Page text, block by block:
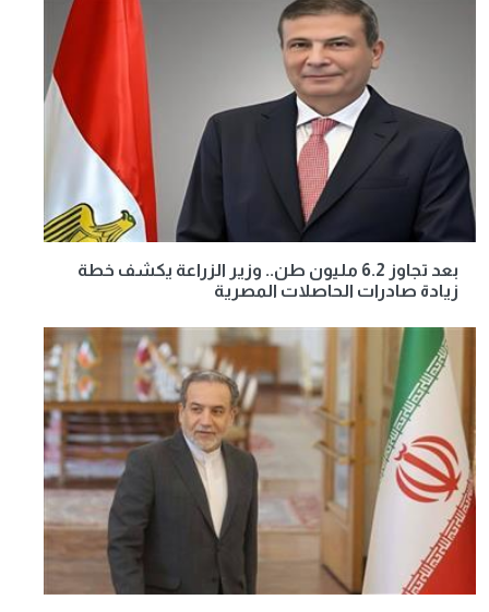
بعد تجاوز 6.2 مليون طن.. وزير الزراعة يكشف خطة
زيادة صادرات الحاصلات المصرية